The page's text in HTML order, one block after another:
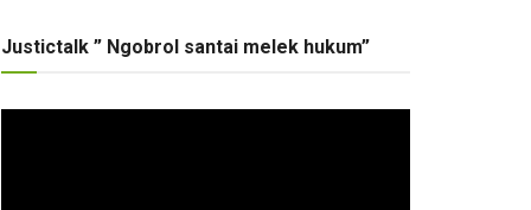
Justictalk ” Ngobrol santai melek hukum”